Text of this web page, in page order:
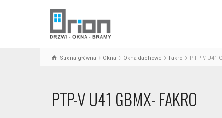
Strona główna Okna Okna dachowe Fakro PTP-V U41
PTP-V U41 GBMX- FAKRO